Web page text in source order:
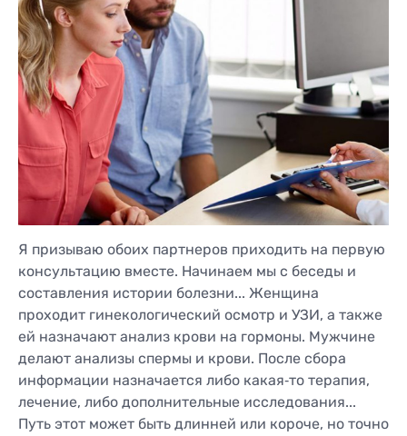
Я призываю обоих партнеров приходить на первую
консультацию вместе. Начинаем мы с беседы и
составления истории болезни... Женщина
проходит гинекологический осмотр и УЗИ, а также
ей назначают анализ крови на гормоны. Мужчине
делают анализы спермы и крови. После сбора
информации назначается либо какая‐то терапия,
лечение, либо дополнительные исследования...
Путь этот может быть длинней или короче, но точно